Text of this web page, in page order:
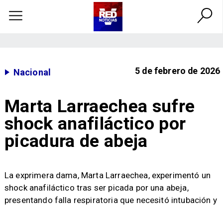
Nacional 5 de febrero de 2026
Marta Larraechea sufre
shock anafiláctico por
picadura de abeja
La exprimera dama, Marta Larraechea, experimentó un
shock anafiláctico tras ser picada por una abeja,
presentando falla respiratoria que necesitó intubación y